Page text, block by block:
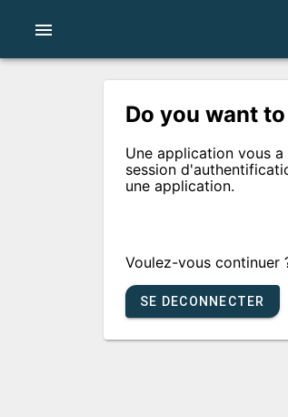
menu
Do you want
Une application vous
session
une application.
Voulez-vous continuer
SE DECONNECTER